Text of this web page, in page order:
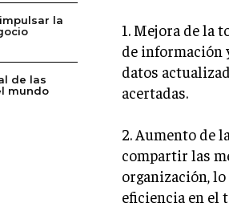
la
de las
mundo
1. Mejora de la
de información
datos
acertadas.
2. Aumento de
compartir las
organización,
eficiencia en el